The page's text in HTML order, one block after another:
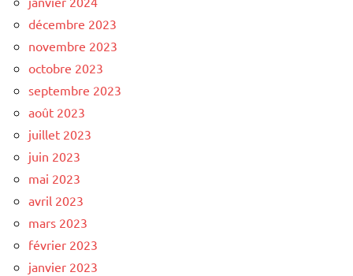
décembre 2023
novembre 2023
octobre 2023
septembre 2023
août 2023
juillet 2023
juin 2023
mai 2023
avril 2023
mars 2023
février 2023
janvier 2023